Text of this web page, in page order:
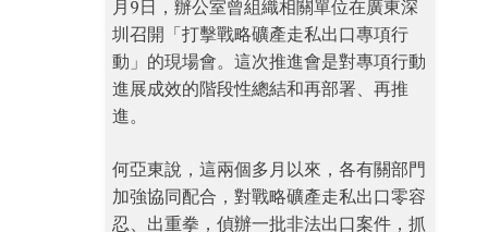
月9日，辦公室曾組織相關單位在廣東深
圳召開「打擊戰略礦產走私出口專項行
動」的現場會。這次推進會是對專項行動
進展成效的階段性總結和再部署、再推
進。
何亞東說，這兩個多月以來，各有關部門
加強協同配合，對戰略礦產走私出口零容
忍、出重拳，偵辦一批非法出口案件，抓